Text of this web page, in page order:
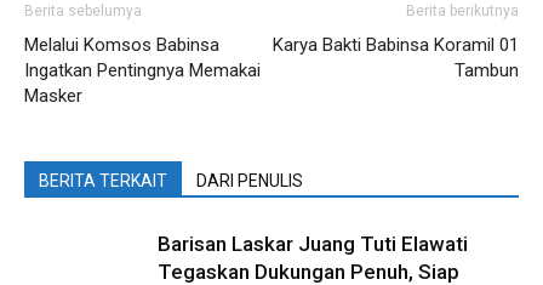
Berita sebelumya
Melalui Komsos Babinsa
Ingatkan Pentingnya Memakai
Masker
Berita berikutnya
Karya Bakti Babinsa Koramil 01
Tambun
BERITA TERKAIT DARI PENULIS
Barisan Laskar Juang Tuti Elawati
Tegaskan Dukungan Penuh, Siap